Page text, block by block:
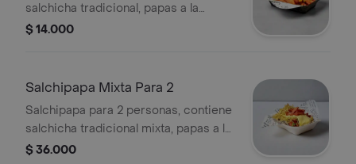
salchicha tradicional, papas a la
francesa, tocineta, queso, maicitos y
$ 14.000
Salchipapa Mixta Para 2
Salchipapa para 2 personas, contiene
salchicha tradicional mixta, papas a la
francesa, tocineta, queso, maicitos y
$ 36.000